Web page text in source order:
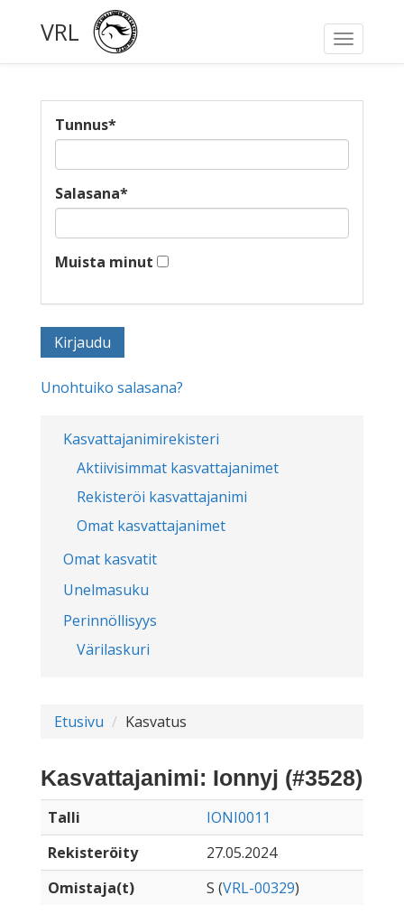
Toggle
VRL
Kasvattajanimirekisteri
Aktiivisimmat kasvattajanimet
Rekisteröi kasvattajanimi
Omat kasvattajanimet
Omat kasvatit
Unelmasuku
Perinnöllisyys
Värilaskuri
Tunnus*
Salasana*
Muista minut
Unohtuiko salasana?
Etusivu Kasvatus
Kasvattajanimi: Ionnyj (#3528)
Talli
IONI0011
Rekisteröity
27.05.2024
Omistaja(t)
S (VRL-00329)